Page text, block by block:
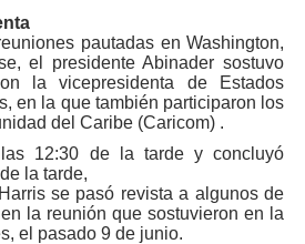
pautadas en Washington,
el presidente Abinader sostuvo
la vicepresidenta de Estados
en la que también participaron los
del Caribe (Caricom) .
12:30 de la tarde y concluyó
la tarde,
se pasó revista a algunos de
la reunión que sostuvieron en la
el pasado 9 de junio.